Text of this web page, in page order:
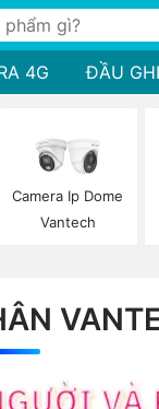
4G ĐẦU
Camera Ip Dome
Vantech